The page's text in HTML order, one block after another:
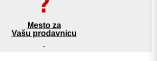
Mesto za
Vašu prodavnicu